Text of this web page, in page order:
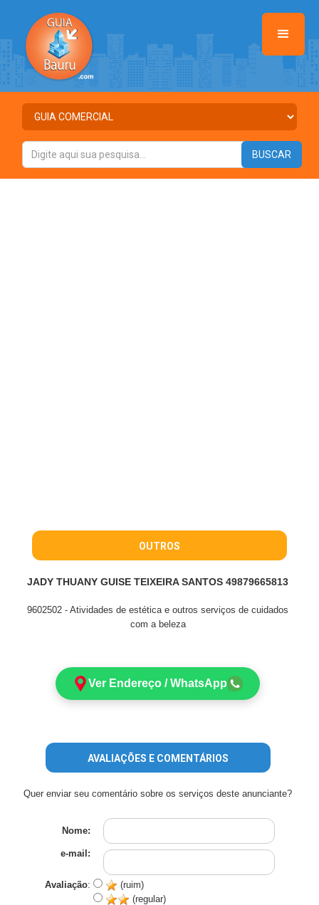
OUTROS
JADY THUANY GUISE TEIXEIRA SANTOS 49879665813
9602502 - Atividades de estética e outros serviços de cuidados
com a beleza
Ver Endereço / WhatsApp
AVALIAÇÕES E COMENTÁRIOS
Quer enviar seu comentário sobre os serviços deste anunciante?
Nome:
e-mail:
Avaliação:
(ruim)
(regular)